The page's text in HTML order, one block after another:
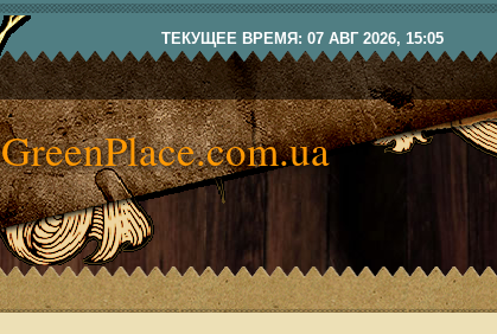
ТЕКУЩЕЕ ВРЕМЯ: 07 АВГ 2026, 15:05
GreenPlace.com.ua